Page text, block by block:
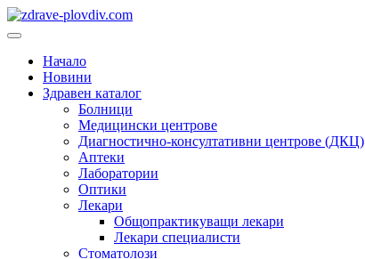
Преминете
към
Основно
Начало
Новини
Здравен каталог
Болници
Медицински центрове
Диагностично-консултативни центрове (ДКЦ)
Аптеки
Лаборатории
Оптики
Лекари
Общопрактикуващи лекари
Лекари специалисти
Стоматолози